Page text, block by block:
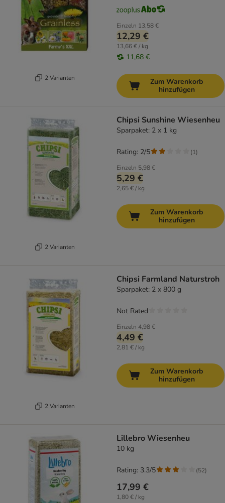
2 Varianten
Einzeln 13,58 €
12,29 €
13,66 € / kg
11,68 €
Zum Warenkorb
hinzufügen
2 Varianten
Chipsi Sunshine Wiesenheu
Sparpaket: 2 x 1 kg
Einzeln 5,98 €
5,29 €
2,65 € / kg
Rating: 2/5 (1)
Zum Warenkorb
hinzufügen
2 Varianten
Chipsi Farmland Naturstroh
Sparpaket: 2 x 800 g
Einzeln 4,98 €
4,49 €
2,81 € / kg
Not Rated
Zum Warenkorb
hinzufügen
Lillebro Wiesenheu
10 kg
17,99 €
1,80 € / kg
Rating: 3.3/5 (52)